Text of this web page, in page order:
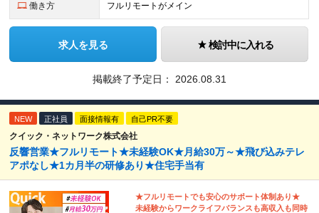
働き方 フルリモートがメイン
求人を見る 検討中に入れる
掲載終了予定日： 2026.08.31
NEW 正社員 面接情報有 自己PR不要
クイック・ネットワーク株式会社
反響営業★フルリモート★未経験OK★月給30万～★飛び込みテレ
アポなし★1カ月半の研修あり★住宅手当有
★フルリモートでも安心のサポート体制あり★
未経験からワークライフバランスも高収入も同時